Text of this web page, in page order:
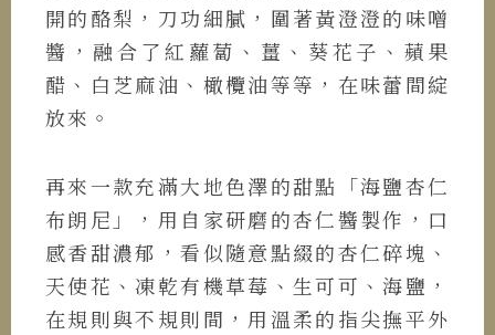
開的酪梨，刀功細膩，圍著黃澄澄的味噌
醬，融合了紅蘿蔔、薑、葵花子、蘋果
醋、白芝麻油、橄欖油等等，在味蕾間綻
放來。
再來一款充滿大地色澤的甜點「海鹽杏仁
布朗尼」，用自家研磨的杏仁醬製作，口
感香甜濃郁，看似隨意點綴的杏仁碎塊、
天使花、凍乾有機草莓、生可可、海鹽，
在規則與不規則間，用溫柔的指尖撫平外